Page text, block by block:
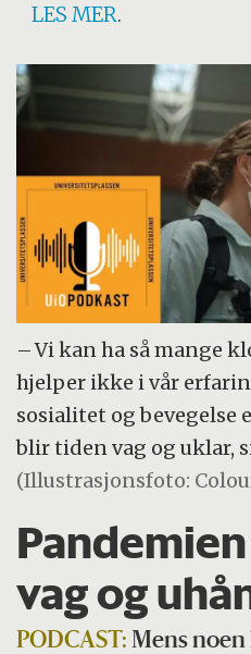
LES MER.
– Vi kan ha så mange
hjelper ikke i vår
sosialitet og bevegelse
blir tiden vag og uklar,
(Illustrasjonsfoto:
vag og
PODCAST:Mens